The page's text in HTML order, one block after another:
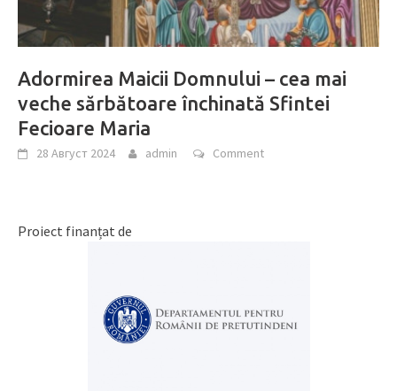
Adormirea Maicii Domnului – cea mai
veche sărbătoare închinată Sfintei
Fecioare Maria
28 Август 2024 admin Comment
Proiect finanțat de